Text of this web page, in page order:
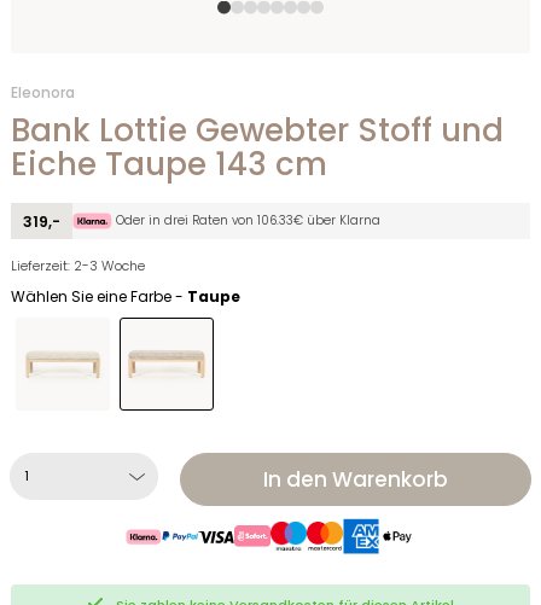
Eleonora
Bank Lottie Gewebter Stoff und
Eiche Taupe 143 cm
319,- Oder in drei Raten von 106.33€ über Klarna
Lieferzeit: 2-3 Woche
Wählen Sie eine Farbe - Taupe
In den Warenkorb